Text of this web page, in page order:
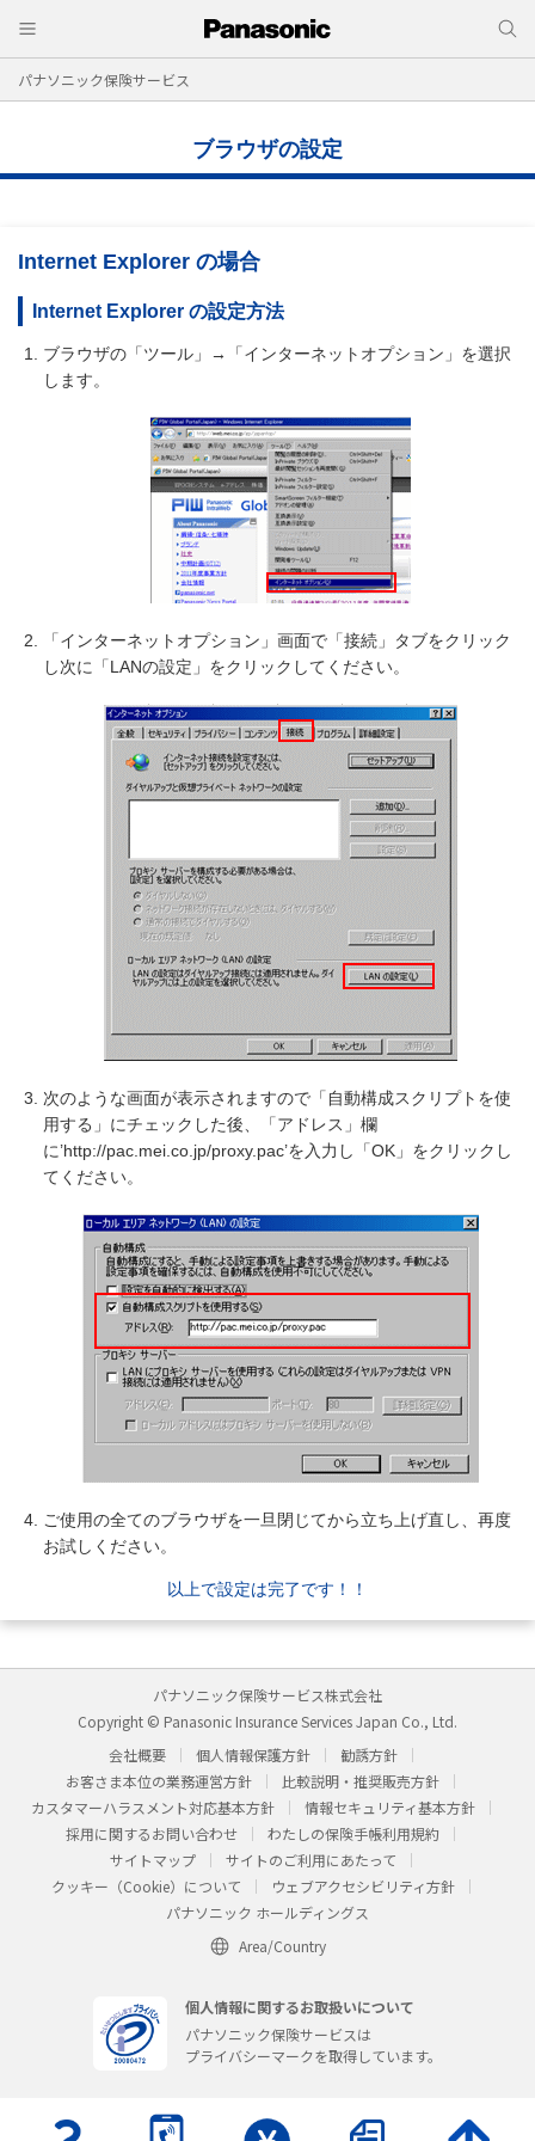
パナソニック保険サービス
ブラウザの設定
Internet Explorer の場合
Internet Explorer の設定方法
ブラウザの「ツール」→「インターネットオプション」を選択
します。
「インターネットオプション」画面で「接続」タブをクリック
し次に「LANの設定」をクリックしてください。
次のような画面が表示されますので「自動構成スクリプトを使
用する」 にチェックした後、「アドレス」欄
に’http://pac.mei.co.jp/proxy.pac’を入力し「OK」をクリックし
てください。
ご使用の全てのブラウザを一旦閉じてから立ち上げ直し、再度
お試しください。
以上で設定は完了です！！
パナソニック保険サービス株式会社
Copyright © Panasonic Insurance Services Japan Co., Ltd.
会社概要
個人情報保護方針
勧誘方針
お客さま本位の業務運営方針
比較説明・推奨販売方針
カスタマーハラスメント対応基本方針
情報セキュリティ基本方針
採用に関するお問い合わせ
わたしの保険手帳利用規約
サイトマップ
サイトのご利用にあたって
クッキー（Cookie）について
ウェブアクセシビリティ方針
パナソニック ホールディングス
Area/Country
個人情報に関するお取扱いについて
パナソニック保険サービスは
プライバシーマークを取得しています。